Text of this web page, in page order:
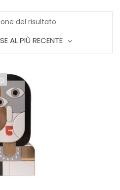
del risultato
AL PIÙ RECENTE